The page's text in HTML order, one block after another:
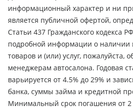
информационный характер и ни
является публичной офертой,
Статьи 437 Гражданского кодекса
подробной информации о наличии
товаров и (или) услуг, пожалуйста,
менеджерам автосалона. Годовая
варьируется от 4.5% до 29% и
банка, суммы займа и кредитной
Минимальный срок погашения от 2